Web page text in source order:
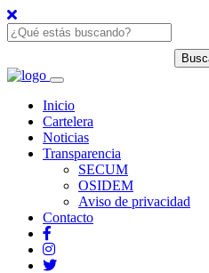
Inicio
Cartelera
Noticias
Transparencia
SECUM
OSIDEM
Aviso de privacidad
Contacto